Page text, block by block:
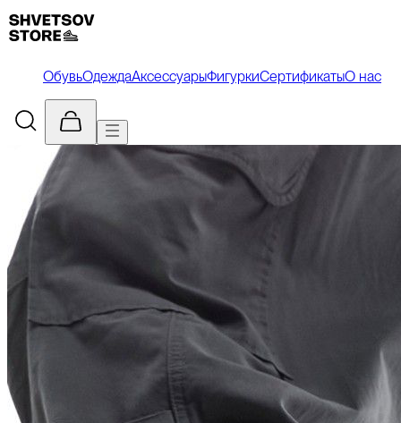
ОбувьОдеждаАксессуарыФигуркиСертификатыО нас